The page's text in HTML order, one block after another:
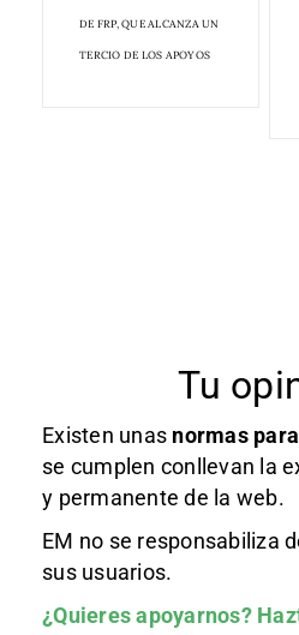
DE FRP, QUE ALCANZA UN
TERCIO DE LOS APOYOS
Tu
Existen unas normas
se cumplen conllevan la
y permanente de la web.
EM no se responsabiliza
sus usuarios.
¿Quieres apoyarnos?